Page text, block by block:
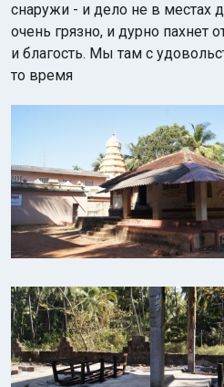
снаружи - и дело не в местах
очень грязно, и дурно пахнет
и благость. Мы там с
то время